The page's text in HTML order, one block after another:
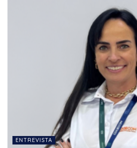
ENTREVISTA